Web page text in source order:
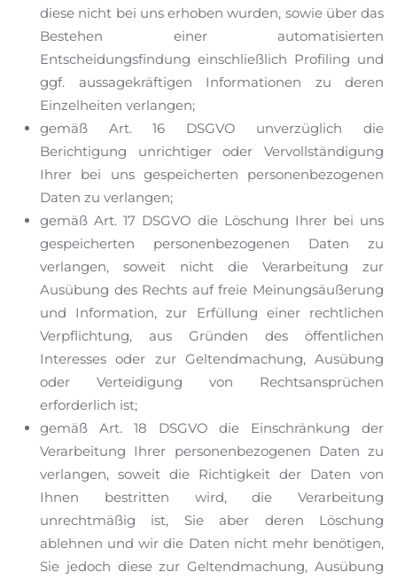
diese nicht bei uns erhoben wurden, sowie über das
Bestehen einer automatisierten
Entscheidungsfindung einschließlich Profiling und
ggf. aussagekräftigen Informationen zu deren
Einzelheiten verlangen;
gemäß Art. 16 DSGVO unverzüglich die
Berichtigung unrichtiger oder Vervollständigung
Ihrer bei uns gespeicherten personenbezogenen
Daten zu verlangen;
gemäß Art. 17 DSGVO die Löschung Ihrer bei uns
gespeicherten personenbezogenen Daten zu
verlangen, soweit nicht die Verarbeitung zur
Ausübung des Rechts auf freie Meinungsäußerung
und Information, zur Erfüllung einer rechtlichen
Verpflichtung, aus Gründen des öffentlichen
Interesses oder zur Geltendmachung, Ausübung
oder Verteidigung von Rechtsansprüchen
erforderlich ist;
gemäß Art. 18 DSGVO die Einschränkung der
Verarbeitung Ihrer personenbezogenen Daten zu
verlangen, soweit die Richtigkeit der Daten von
Ihnen bestritten wird, die Verarbeitung
unrechtmäßig ist, Sie aber deren Löschung
ablehnen und wir die Daten nicht mehr benötigen,
Sie jedoch diese zur Geltendmachung, Ausübung